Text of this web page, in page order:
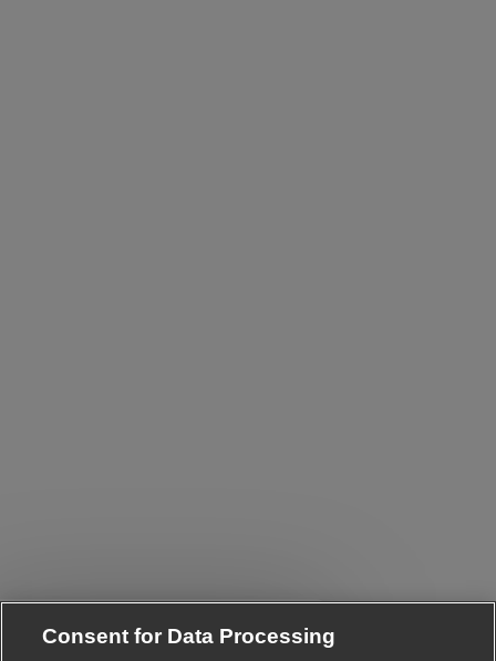
There!
you interested in this job?
Close chatbot
Consent for Data Processing